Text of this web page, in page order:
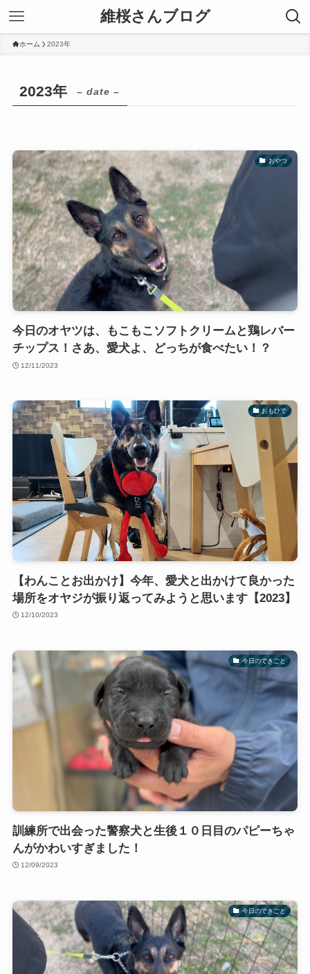
維桜さんブログ
ホーム 2023年
2023年 – date –
おやつ
今日のオヤツは、もこもこソフトクリームと鶏レバー
チップス！さあ、愛犬よ、どっちが食べたい！？
12/11/2023
おもひで
【わんことお出かけ】今年、愛犬と出かけて良かった
場所をオヤジが振り返ってみようと思います【2023】
12/10/2023
今日のできごと
訓練所で出会った警察犬と生後１０日目のパピーちゃ
んがかわいすぎました！
12/09/2023
今日のできごと